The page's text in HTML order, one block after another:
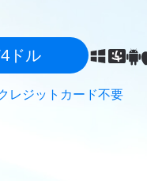
ドル
レジットカード不要